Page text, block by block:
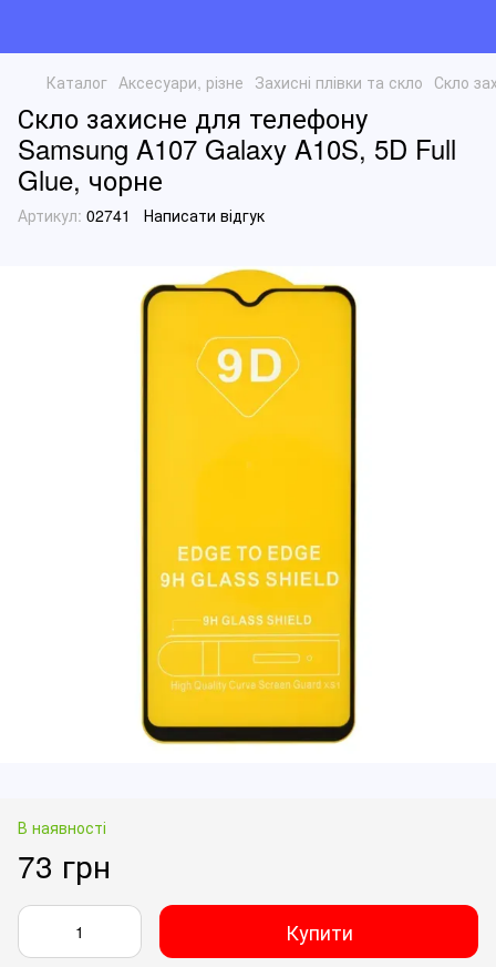
Каталог Аксесуари, різне Захисні плівки та скло Скло
Скло захисне для телефону
Samsung A107 Galaxy A10S, 5D Full
Glue, чорне
Артикул: 02741 Написати відгук
В наявності
73 грн
Купити